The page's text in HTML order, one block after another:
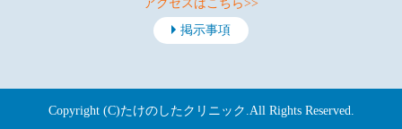
アクセスはこちら>>
掲示事項
Copyright (C)たけのしたクリニック .All Rights Reserved.